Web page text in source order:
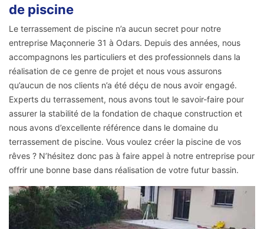
de piscine
Le terrassement de piscine n’a aucun secret pour notre
entreprise Maçonnerie 31 à Odars. Depuis des années, nous
accompagnons les particuliers et des professionnels dans la
réalisation de ce genre de projet et nous vous assurons
qu’aucun de nos clients n’a été déçu de nous avoir engagé.
Experts du terrassement, nous avons tout le savoir-faire pour
assurer la stabilité de la fondation de chaque construction et
nous avons d’excellente référence dans le domaine du
terrassement de piscine. Vous voulez créer la piscine de vos
rêves ? N’hésitez donc pas à faire appel à notre entreprise pour
offrir une bonne base dans réalisation de votre futur bassin.